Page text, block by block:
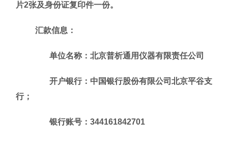
片2张及身份证复印件一份。
汇款信息：
单位名称：北京普析通用仪器有限责任公司
开户银行：中国银行股份有限公司北京平谷支
行；
银行账号： 344161842701